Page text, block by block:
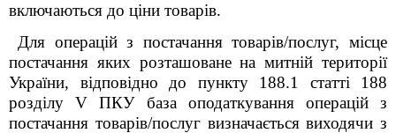
включаються до ціни товарів.
Для операцій з постачання товарів/послуг, місце
постачання яких розташоване на митній території
України, відповідно до пункту 188.1 статті 188
розділу V ПКУ база оподаткування операцій з
постачання товарів/послуг визначається виходячи з